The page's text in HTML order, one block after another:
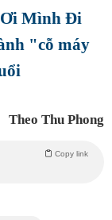
Ơi Mình Đi
"cỗ máy
Theo Thu Phong
Copy link